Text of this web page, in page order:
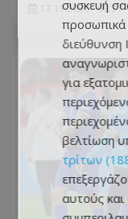
17.11.2025 - 08:37
συσκευή
διεύθυνση
για
βελτίωση
τρίτων
αυτούς